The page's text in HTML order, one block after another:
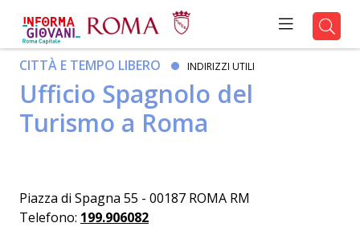
CITTÀ E TEMPO LIBERO INDIRIZZI UTILI
Ufficio Spagnolo del
Turismo a Roma
Piazza di Spagna 55 - 00187 ROMA RM
Telefono: 199.906082